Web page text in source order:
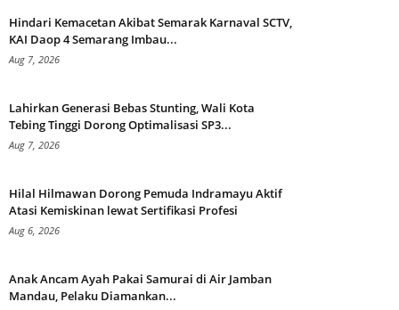
Hindari Kemacetan Akibat Semarak Karnaval SCTV,
KAI Daop 4 Semarang Imbau...
Aug 7, 2026
Lahirkan Generasi Bebas Stunting, Wali Kota
Tebing Tinggi Dorong Optimalisasi SP3...
Aug 7, 2026
Hilal Hilmawan Dorong Pemuda Indramayu Aktif
Atasi Kemiskinan lewat Sertifikasi Profesi
Aug 6, 2026
Anak Ancam Ayah Pakai Samurai di Air Jamban
Mandau, Pelaku Diamankan...